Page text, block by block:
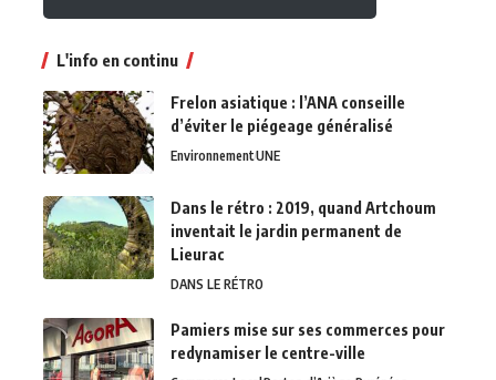
L'info en continu
Frelon asiatique : l’ANA conseille
d’éviter le piégeage généralisé
EnvironnementUNE
Dans le rétro : 2019, quand Artchoum
inventait le jardin permanent de
Lieurac
DANS LE RÉTRO
Pamiers mise sur ses commerces pour
redynamiser le centre-ville